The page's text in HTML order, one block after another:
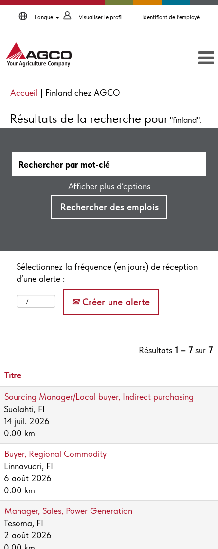
Langue Visualiser le profil Identifiant de l’employé
Accueil | Finland chez AGCO
Résultats de la recherche pour "finland".
Afficher plus d’options
Sélectionnez la fréquence (en jours) de réception
d’une alerte :
Créer une alerte
Résultats 1 – 7 sur 7
Titre
Sourcing Manager/Local buyer, Indirect purchasing
Suolahti, FI
14 juil. 2026
0.00 km
Buyer, Regional Commodity
Linnavuori, FI
6 août 2026
0.00 km
Manager, Sales, Power Generation
Tesoma, FI
2 août 2026